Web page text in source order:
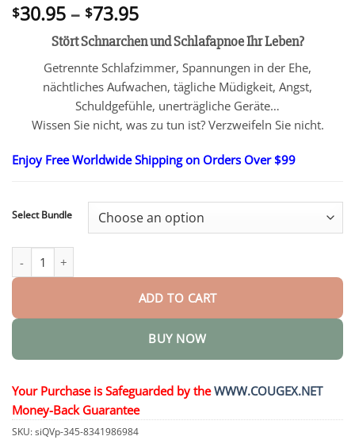
$30.95 – $73.95Price
range:
$30.95
through
$73.95
Stört Schnarchen und Schlafapnoe Ihr Leben?
Getrennte Schlafzimmer, Spannungen in der Ehe,
nächtliches Aufwachen, tägliche Müdigkeit, Angst,
Schuldgefühle, unerträgliche Geräte…
Wissen Sie nicht, was zu tun ist? Verzweifeln Sie nicht.
Enjoy Free Worldwide Shipping on Orders Over $99
Select Bundle
Professionelles Anti-Schnarch-Gerät quantity
ADD TO CART
BUY NOW
Your Purchase is Safeguarded by theWWW.COUGEX.NET
Money-Back Guarantee
SKU:siQVp-345-8341986984